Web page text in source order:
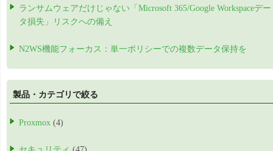
ランサムウェアだけじゃない「Microsoft 365/Google Workspaceデー
タ損失」リスクへの備え
N2WS機能フォーカス：単一ポリシーでの複数データ保持を
製品・カテゴリで絞る
Proxmox (4)